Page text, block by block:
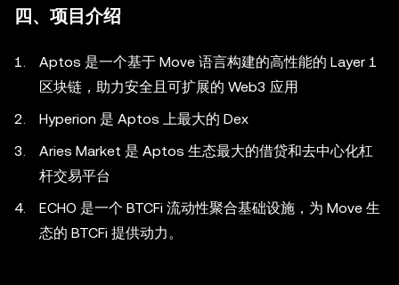
四、项目介绍
Aptos 是一个基于 Move 语言构建的高性能的 Layer 1
区块链，助力安全且可扩展的 Web3 应用
Hyperion 是 Aptos 上最大的 Dex
Aries Market 是 Aptos 生态最大的借贷和去中心化杠
杆交易平台
ECHO 是一个 BTCFi 流动性聚合基础设施，为 Move 生
态的 BTCFi 提供动力。